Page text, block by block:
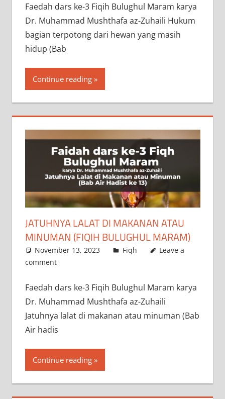
Faedah dars ke-3 Fiqih Bulughul Maram karya
Dr. Muhammad Mushthafa az-Zuhaili Hukum
bagian terpotong dari hewan yang masih
hidup (Bab
Continue reading
‌JATUHNYA LALAT DI MAKANAN ATAU
MINUMAN (FIQIH BULUGHUL MARAM)
November 13, 2023 a.siddik
Fiqh
Leave a
comment
‌Faedah dars ke-3 Fiqih Bulughul Maram karya
Dr. Muhammad Mushthafa az-Zuhaili
Jatuhnya lalat di makanan atau minuman (Bab
Air hadis
Continue reading